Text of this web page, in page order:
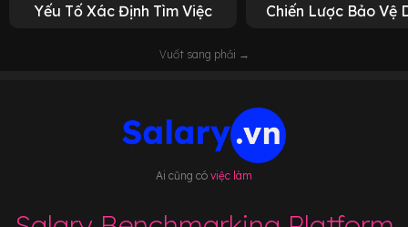
Yếu Tố Xác Định Tìm Việc Chiến Lược Bảo Vệ
Vuốt sang phải →
Ai cũng có việc làm